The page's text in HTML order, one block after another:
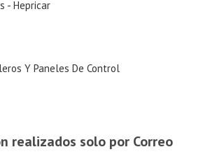
- Hepricar
Y Paneles De Control
realizados solo por Correo